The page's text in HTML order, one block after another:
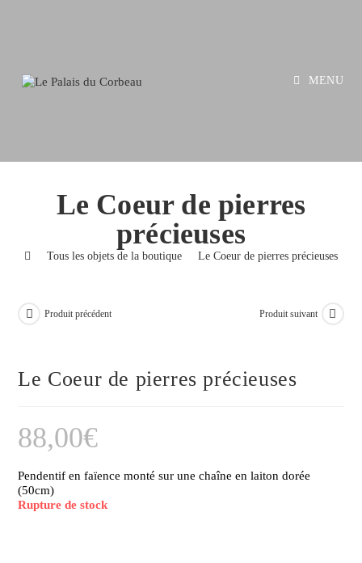
MENU
Le Coeur de pierres
précieuses
Tous les objets de la boutique Le Coeur de pierres précieuses
Produit précédent Produit suivant
Le Coeur de pierres précieuses
88,00€
Pendentif en faïence monté sur une chaîne en laiton dorée
(50cm)
Rupture de stock